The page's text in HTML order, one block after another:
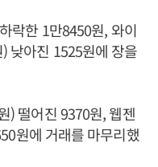
락한 1만8450원, 와이
낮아진 1525원에 장을
) 떨어진 9370원, 웹젠
원에 거래를 마무리했